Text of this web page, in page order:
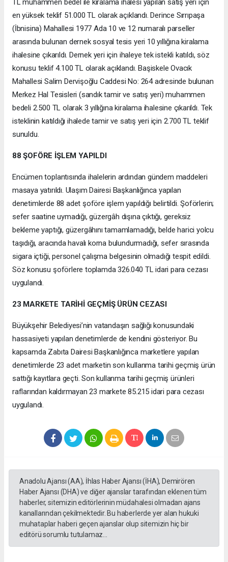
TL muhammen bedel ile kiralama ihalesi yapılan satış yeri için
en yüksek teklif 51.000 TL olarak açıklandı. Derince Sırrıpaşa
(İbnisina) Mahallesi 1977 Ada 10 ve 12 numaralı parseller
arasında bulunan dernek sosyal tesis yeri 10 yıllığına kiralama
ihalesine çıkarıldı. Dernek yeri için ihaleye tek istekli katıldı, söz
konusu teklif 4.100 TL olarak açıklandı. Başiskele Ovacık
Mahallesi Salim Dervişoğlu Caddesi No: 264 adresinde bulunan
Merkez Hal Tesisleri (sandık tamir ve satış yeri) muhammen
bedeli 2.500 TL olarak 3 yıllığına kiralama ihalesine çıkarıldı. Tek
isteklinin katıldığı ihalede tamir ve satış yeri için 2.700 TL teklif
sunuldu.
88 ŞOFÖRE İŞLEM YAPILDI
Encümen toplantısında ihalelerin ardından gündem maddeleri
masaya yatırıldı. Ulaşım Dairesi Başkanlığınca yapılan
denetimlerde 88 adet şoföre işlem yapıldığı belirtildi. Şoförlerin;
sefer saatine uymadığı, güzergâh dışına çıktığı, gereksiz
bekleme yaptığı, güzergâhını tamamlamadığı, belde harici yolcu
taşıdığı, aracında havalı korna bulundurmadığı, sefer sırasında
sigara içtiği, personel çalışma belgesinin olmadığı tespit edildi.
Söz konusu şoförlere toplamda 326.040 TL idari para cezası
uygulandı.
23 MARKETE TARİHİ GEÇMİŞ ÜRÜN CEZASI
Büyükşehir Belediyesi’nin vatandaşın sağlığı konusundaki
hassasiyeti yapılan denetimlerde de kendini gösteriyor. Bu
kapsamda Zabıta Dairesi Başkanlığınca marketlere yapılan
denetimlerde 23 adet marketin son kullanma tarihi geçmiş ürün
sattığı kayıtlara geçti. Son kullanma tarihi geçmiş ürünleri
raflarından kaldırmayan 23 markete 85.215 idari para cezası
uygulandı.
Anadolu Ajansı (AA), İhlas Haber Ajansı (İHA), Demirören
Haber Ajansı (DHA) ve diğer ajanslar tarafından eklenen tüm
haberler, sitemizin editörlerinin müdahalesi olmadan ajans
kanallarından çekilmektedir. Bu haberlerde yer alan hukuki
muhataplar haberi geçen ajanslar olup sitemizin hiç bir
editörü sorumlu tutulamaz...